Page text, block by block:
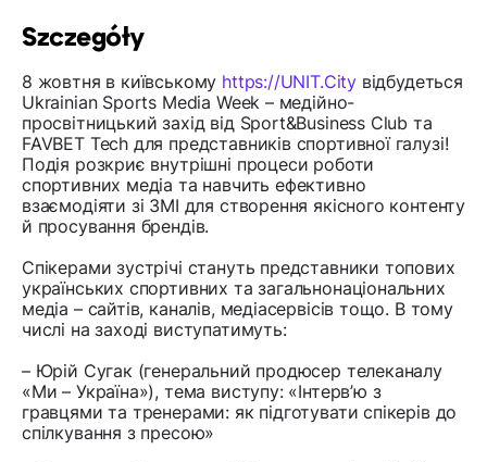
Szczegóły
8 жовтня в київському https://UNIT.City відбудеться
Ukrainian Sports Media Week – медійно-
просвітницький захід від Sport&Business Club та
FAVBET Tech для представників спортивної галузі!
Подія розкриє внутрішні процеси роботи
спортивних медіа та навчить ефективно
взаємодіяти зі ЗМІ для створення якісного контенту
й просування брендів.
Спікерами зустрічі стануть представники топових
українських спортивних та загальнонаціональних
медіа – сайтів, каналів, медіасервісів тощо. В тому
числі на заході виступатимуть:
– Юрій Сугак (генеральний продюсер телеканалу
«Ми – Україна»), тема виступу: «Інтерв’ю з
гравцями та тренерами: як підготувати спікерів до
спілкування з пресою»